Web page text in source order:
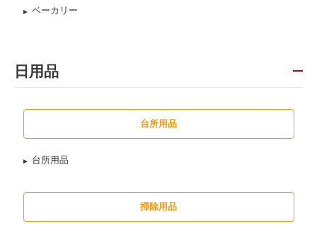
ベーカリー
日用品
台所用品
台所用品
掃除用品